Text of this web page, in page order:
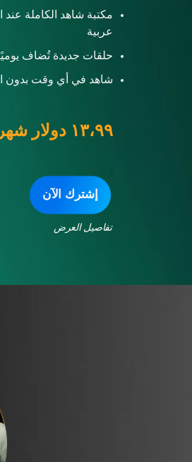
مكتبة شاهد الكاملة
عربية
حلقات جديدة تُضاف
شاهد في أي وقت بدون
١٣،٩٩ دولار شهرياً
إشترك الآن
تفاصيل العرض